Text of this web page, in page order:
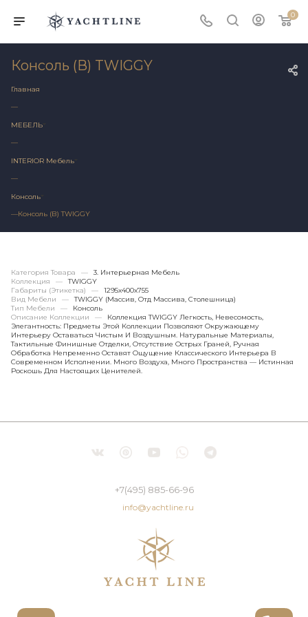
0
Консоль (В) TWIGGY
Главная
—
МЕБЕЛЬ
—
INTERIOR Мебель
—
Консоль
—Консоль (В) TWIGGY
Категория Товара —
3. Интерьерная Мебель
Коллекция
—
TWIGGY
Габариты (этикетка)
—
1295х400x755
Вид Мебели
—
TWIGGY (массив, Отд Массива, Столешница)
Тип Мебели
—
Консоль
Описание Коллекции
—
Коллекция TWIGGY Легкость, Невесомость,
Элегантность: Предметы Этой Коллекции Позволяют Окружающему
Интерьеру Оставаться Чистым И Воздушным. Натуральные Материалы,
Тактильные Финишные Отделки, Отсутствие Острых Граней, Ручная
Обработка Непременно Оставят Ощущение Классического Интерьера В
Современном Исполнении. Много Воздуха, Много Пространства — Истинная
Роскошь Для Настоящих Ценителей.
+7(495) 885-66-96
info@yachtline.ru